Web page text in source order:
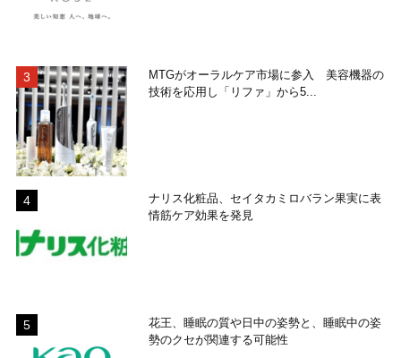
MTGがオーラルケア市場に参入 美容機器の
技術を応用し「リファ」から5...
ナリス化粧品、セイタカミロバラン果実に表
情筋ケア効果を発見
花王、睡眠の質や日中の姿勢と、睡眠中の姿
勢のクセが関連する可能性